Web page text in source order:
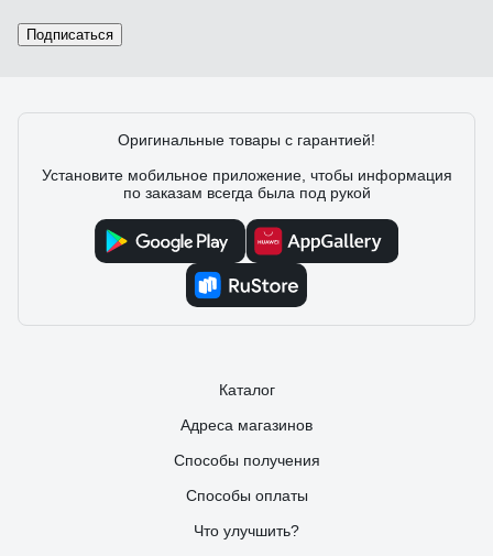
Мягкая работа двигателя, как не парадоксально, но исчез
Отзыв о масле REZOIL REZOIL ULTRA с
Дмитрий 23.06.2017
мерной емкости. Надавливаем на середину банки, масло
1 литр бензина. Выливаем масло из мерной емкости в
бензин. Закрываем, убираем в темное место.
Подписаться
Оригинальные товары с гарантией!
Установите мобильное приложение, чтобы информация
по заказам всегда была под рукой
Каталог
Адреса магазинов
Способы получения
Способы оплаты
Что улучшить?